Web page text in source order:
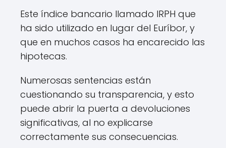
Este índice bancario llamado IRPH que
ha sido utilizado en lugar del Euríbor, y
que en muchos casos ha encarecido las
hipotecas.
Numerosas sentencias están
cuestionando su transparencia, y esto
puede abrir la puerta a devoluciones
significativas, al no explicarse
correctamente sus consecuencias.